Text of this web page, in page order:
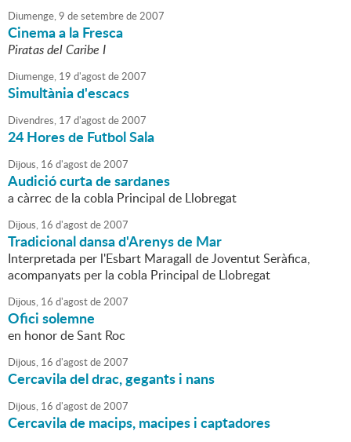
Diumenge,9 desetembrede2007
Cinema a la Fresca
Piratas del Caribe I
Diumenge, 19 d'agostde2007
Simultània d'escacs
Divendres, 17 d'agostde2007
24 Hores de Futbol Sala
Dijous, 16 d'agostde2007
Audició curta de sardanes
a càrrec de la cobla Principal de Llobregat
Dijous, 16 d'agostde2007
Tradicional dansa d'Arenys de Mar
Interpretada per l'Esbart Maragall de Joventut Seràfica,
acompanyats per la cobla Principal de Llobregat
Dijous, 16 d'agostde2007
Ofici solemne
en honor de Sant Roc
Dijous, 16 d'agostde2007
Cercavila del drac, gegants i nans
Dijous, 16 d'agostde2007
Cercavila de macips, macipes i captadores